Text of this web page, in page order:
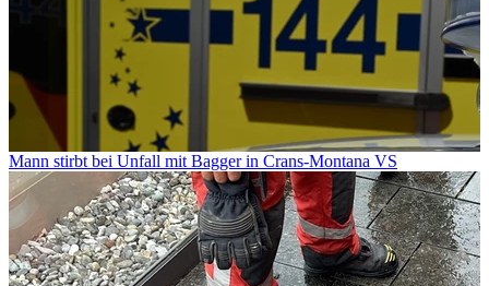
Mann stirbt bei Unfall mit Bagger in Crans-Montana VS